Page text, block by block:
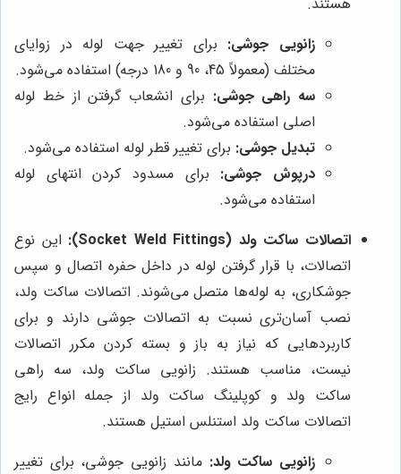
زانویی جوشی: برای تغییر جهت لوله در زوایای
مختلف (معمولاً 45، 90 و 180 درجه) استفاده می‌شود.
سه راهی جوشی: برای انشعاب گرفتن از خط لوله
اصلی استفاده می‌شود.
تبدیل جوشی: برای تغییر قطر لوله استفاده می‌شود.
درپوش جوشی: برای مسدود کردن انتهای لوله
استفاده می‌شود.
اتصالات ساکت ولد (Socket Weld Fittings):
این نوع
اتصالات، با قرار گرفتن لوله در داخل حفره اتصال و سپس
جوشکاری، به لوله‌ها متصل می‌شوند. اتصالات ساکت ولد،
نصب آسان‌تری نسبت به اتصالات جوشی دارند و برای
کاربردهایی که نیاز به باز و بسته کردن مکرر اتصالات
نیست، مناسب هستند. زانویی ساکت ولد، سه راهی
ساکت ولد و کوپلینگ ساکت ولد از جمله انواع رایج
اتصالات ساکت ولد استنلس استیل هستند.
زانویی ساکت ولد: مانند زانویی جوشی، برای تغییر